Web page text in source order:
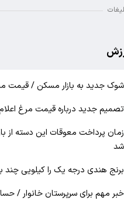
شوک جدید به بازار مسکن / قیمت
تصمیم جدید درباره قیمت مرغ
زمان پرداخت معوقات این دسته
شد
برنج هندی درجه یک را کیلویی چند